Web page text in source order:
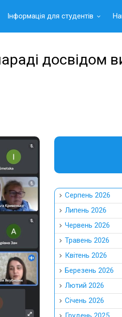
Інформація для студентів
досвідом
Серпень 2026
Липень 2026
Червень 2026
Травень 2026
Квітень 2026
Березень 2026
Лютий 2026
Січень 2026